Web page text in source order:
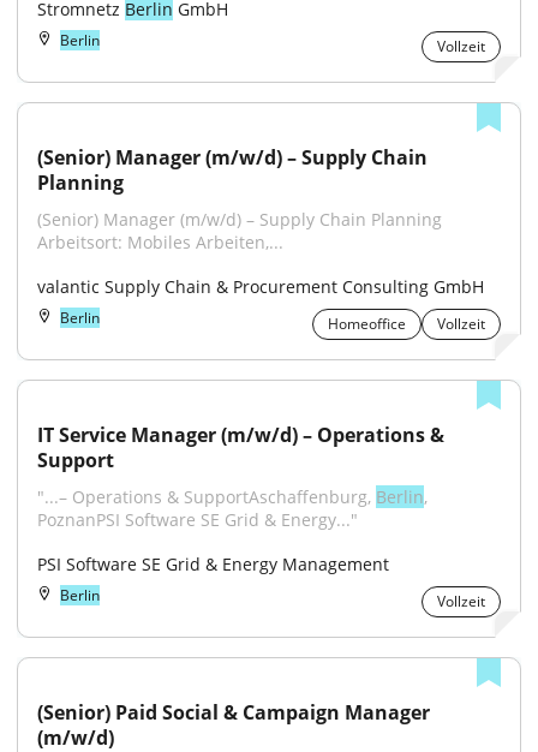
Stromnetz Berlin GmbH
Berlin Vollzeit
(Senior) Manager (m/w/d) – Supply Chain
Planning
(Senior) Manager (m/w/d) – Supply Chain Planning
Arbeitsort: Mobiles Arbeiten,...
valantic Supply Chain & Procurement Consulting GmbH
Berlin Homeoffice Vollzeit
IT Service Manager (m/w/d) – Operations &
Support
"...– Operations & SupportAschaffenburg, Berlin,
PoznanPSI Software SE Grid & Energy..."
PSI Software SE Grid & Energy Management
Berlin Vollzeit
(Senior) Paid Social & Campaign Manager
(m/w/d)